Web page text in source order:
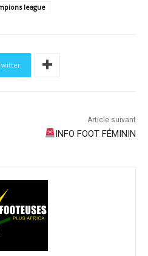
league
Article suivant
INFO FOOT FÉMININ